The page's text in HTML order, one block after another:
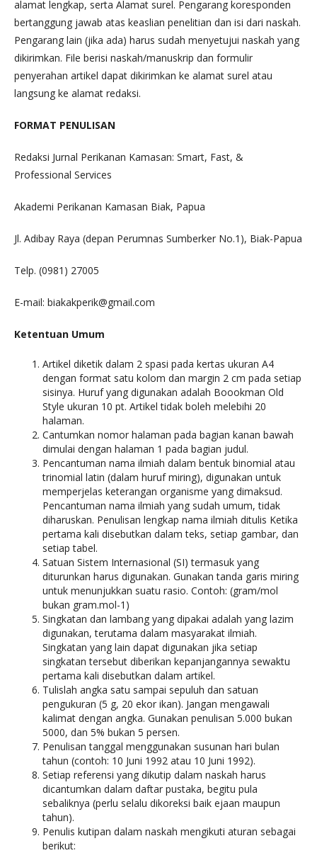
alamat lengkap, serta Alamat surel. Pengarang koresponden
bertanggung jawab atas keaslian penelitian dan isi dari naskah.
Pengarang lain (jika ada) harus sudah menyetujui naskah yang
dikirimkan. File berisi naskah/manuskrip dan formulir
penyerahan artikel dapat dikirimkan ke alamat surel atau
langsung ke alamat redaksi.
FORMAT PENULISAN
Redaksi Jurnal Perikanan Kamasan: Smart, Fast, &
Professional Services
Akademi Perikanan Kamasan Biak, Papua
Jl. Adibay Raya (depan Perumnas Sumberker No.1), Biak-Papua
Telp. (0981) 27005
E-mail: biakakperik@gmail.com
Ketentuan Umum
Artikel diketik dalam 2 spasi pada kertas ukuran A4
dengan format satu kolom dan margin 2 cm pada setiap
sisinya. Huruf yang digunakan adalah Boookman Old
Style ukuran 10 pt. Artikel tidak boleh melebihi 20
halaman.
Cantumkan nomor halaman pada bagian kanan bawah
dimulai dengan halaman 1 pada bagian judul.
Pencantuman nama ilmiah dalam bentuk binomial atau
trinomial latin (dalam huruf miring), digunakan untuk
memperjelas keterangan organisme yang dimaksud.
Pencantuman nama ilmiah yang sudah umum, tidak
diharuskan. Penulisan lengkap nama ilmiah ditulis Ketika
pertama kali disebutkan dalam teks, setiap gambar, dan
setiap tabel.
Satuan Sistem Internasional (SI) termasuk yang
diturunkan harus digunakan. Gunakan tanda garis miring
untuk menunjukkan suatu rasio. Contoh: (gram/mol
bukan gram.mol-1)
Singkatan dan lambang yang dipakai adalah yang lazim
digunakan, terutama dalam masyarakat ilmiah.
Singkatan yang lain dapat digunakan jika setiap
singkatan tersebut diberikan kepanjangannya sewaktu
pertama kali disebutkan dalam artikel.
Tulislah angka satu sampai sepuluh dan satuan
pengukuran (5 g, 20 ekor ikan). Jangan mengawali
kalimat dengan angka. Gunakan penulisan 5.000 bukan
5000, dan 5% bukan 5 persen.
Penulisan tanggal menggunakan susunan hari bulan
tahun (contoh: 10 Juni 1992 atau 10 Juni 1992).
Setiap referensi yang dikutip dalam naskah harus
dicantumkan dalam daftar pustaka, begitu pula
sebaliknya (perlu selalu dikoreksi baik ejaan maupun
tahun).
Penulis kutipan dalam naskah mengikuti aturan sebagai
berikut: